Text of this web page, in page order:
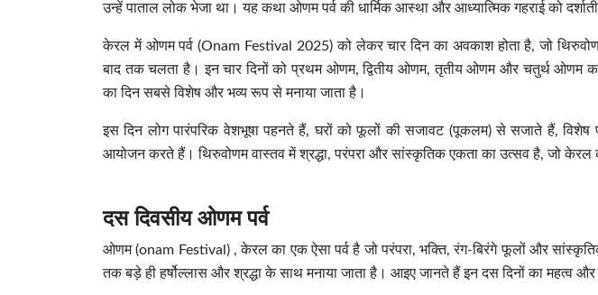
उन्हें पाताल लोक भेजा था। यह कथा ओणम पर्व की धार्मिक आस्था और आध्यात्मिक गहराई को
केरल में ओणम पर्व (Onam Festival 2025) को लेकर चार दिन का अवकाश होता है, जो
बाद तक चलता है। इन चार दिनों को प्रथम ओणम, द्वितीय ओणम, तृतीय ओणम और चतुर्थ ओणम
का दिन सबसे विशेष और भव्य रूप से मनाया जाता है।
इस दिन लोग पारंपरिक वेशभूषा पहनते हैं, घरों को फूलों की सजावट (पूकलम) से सजाते हैं,
आयोजन करते हैं। थिरुवोणम वास्तव में श्रद्धा, परंपरा और सांस्कृतिक एकता का उत्सव है, जो केरल
दस दिवसीय ओणम पर्व
ओणम (onam Festival) , केरल का एक ऐसा पर्व है जो परंपरा, भक्ति, रंग-बिरंगे फूलों और
तक बड़े ही हर्षोल्लास और श्रद्धा के साथ मनाया जाता है। आइए जानते हैं इन दस दिनों का महत्व